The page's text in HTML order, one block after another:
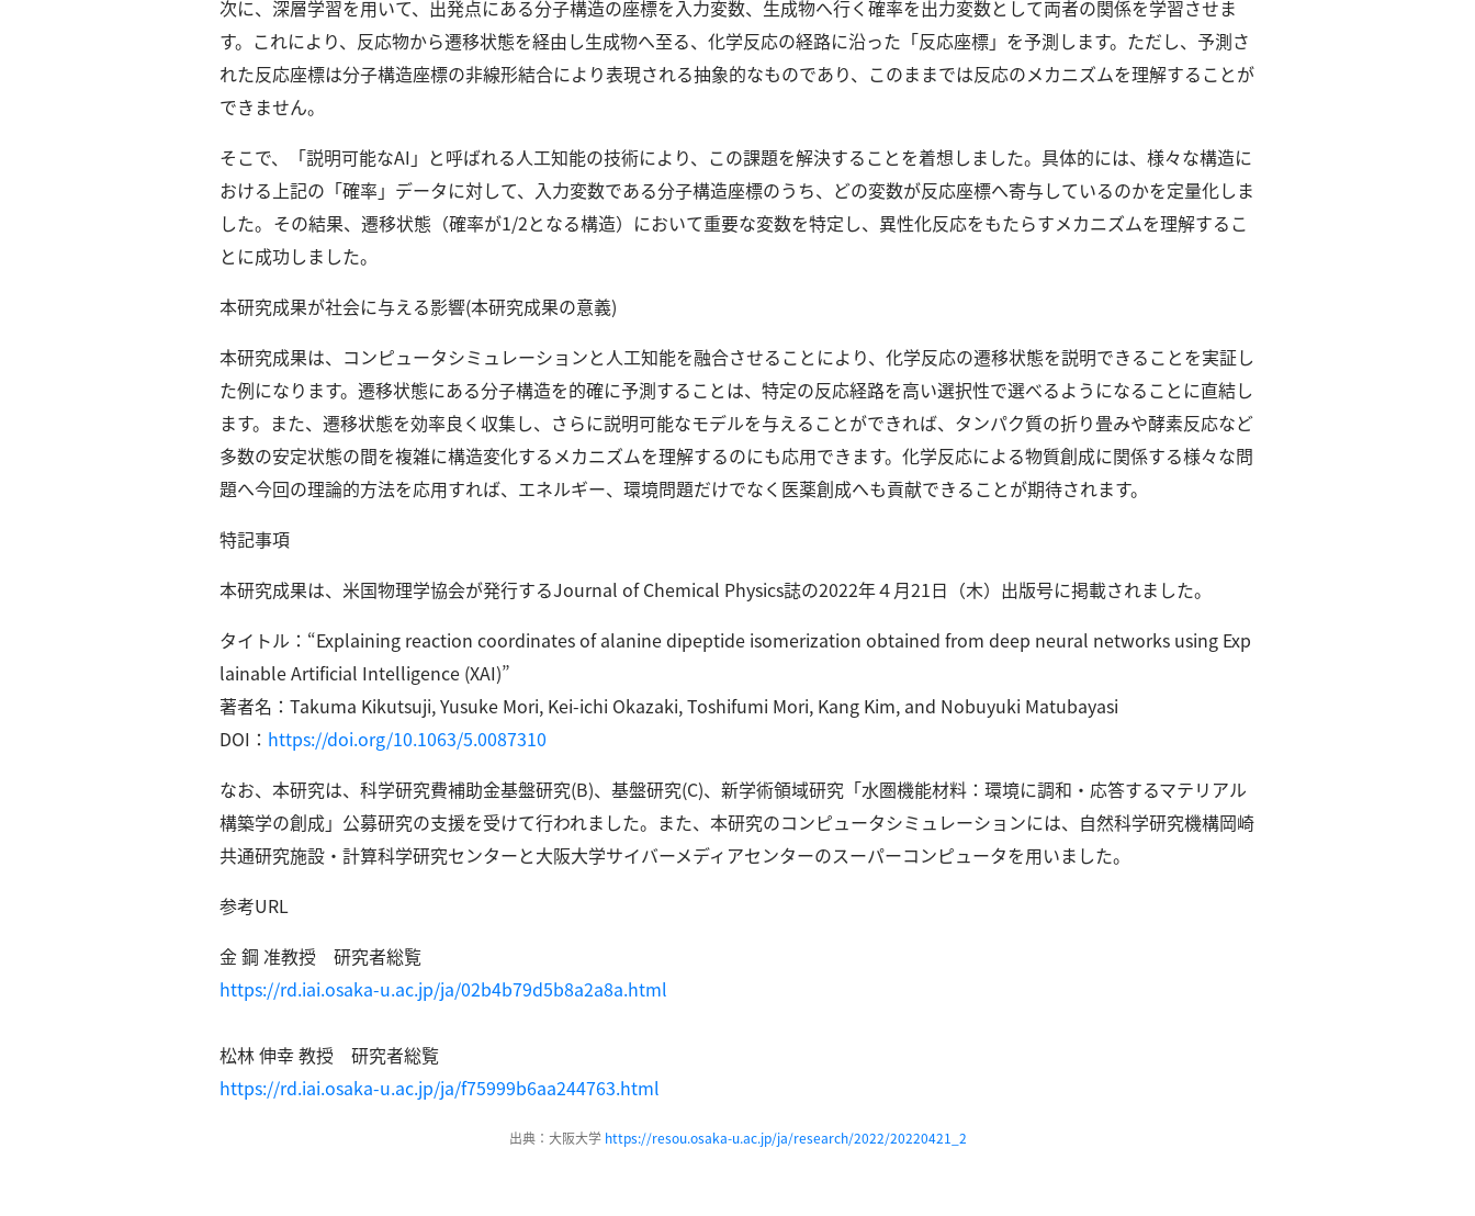
用
規
約
商
取
引
法
基
づ
く
表
示
い
合
わ
次に、深層学習を用いて、出発点にある分子構造の座標を入力変数、生成物へ行く確率を出力変数として両者の関係を学習させま
す。 これにより、反応物から遷移状態を経由し生成物へ至る、化学反応の経路に沿った「反応座標」を予測します。 ただし、予測さ
れた反応座標は分子構造座標の非線形結合により表現される抽象的なものであり、このままでは反応のメカニズムを理解することが
できません。
そこで、「説明可能なAI」と呼ばれる人工知能の技術により、この課題を解決することを着想しました。 具体的には、様々な構造に
おける上記の「確率」データに対して、入力変数である分子構造座標のうち、どの変数が反応座標へ寄与しているのかを定量化しま
した。 その結果、遷移状態（確率が1/2となる構造）において重要な変数を特定し、異性化反応をもたらすメカニズムを理解するこ
とに成功しました。
本研究成果が社会に与える影響(本研究成果の意義)
本研究成果は、コンピュータシミュレーションと人工知能を融合させることにより、化学反応の遷移状態を説明できることを実証し
た例になります。遷移状態にある分子構造を的確に予測することは、特定の反応経路を高い選択性で選べるようになることに直結し
ます。 また、遷移状態を効率良く収集し、さらに説明可能なモデルを与えることができれば、タンパク質の折り畳みや酵素反応など
多数の安定状態の間を複雑に構造変化するメカニズムを理解するのにも応用できます。化学反応による物質創成に関係する様々な問
題へ今回の理論的方法を応用すれば、エネルギー、環境問題だけでなく医薬創成へも貢献できることが期待されます。
特記事項
本研究成果は、米国物理学協会が発行するJournal of Chemical Physics誌の2022年４月21日（木）出版号に掲載されました。
タイトル：“Explaining reaction coordinates of alanine dipeptide isomerization obtained from deep neural networks using Exp
lainable Artificial Intelligence (XAI)”
著者名：Takuma Kikutsuji, Yusuke Mori, Kei-ichi Okazaki, Toshifumi Mori, Kang Kim, and Nobuyuki Matubayasi
DOI： https://doi.org/10.1063/5.0087310
なお、本研究は、科学研究費補助金基盤研究(B)、基盤研究(C)、新学術領域研究「水圏機能材料：環境に調和・応答するマテリアル
構築学の創成」公募研究の支援を受けて行われました。 また、本研究のコンピュータシミュレーションには、自然科学研究機構岡崎
共通研究施設・計算科学研究センターと大阪大学サイバーメディアセンターのスーパーコンピュータを用いました。
参考URL
金 鋼 准教授 研究者総覧
https://rd.iai.osaka-u.ac.jp/ja/02b4b79d5b8a2a8a.html
松林 伸幸 教授 研究者総覧
https://rd.iai.osaka-u.ac.jp/ja/f75999b6aa244763.html
出典：大阪大学 https://resou.osaka-u.ac.jp/ja/research/2022/20220421_2